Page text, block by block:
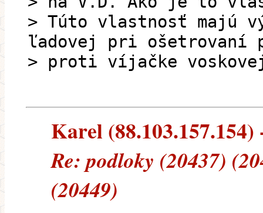
> Túto vlastnosť majú
ľadovej pri ošetrovaní
> proti víjačke
Karel (88.103.157.154)
Re: podloky (20437)
(20449)